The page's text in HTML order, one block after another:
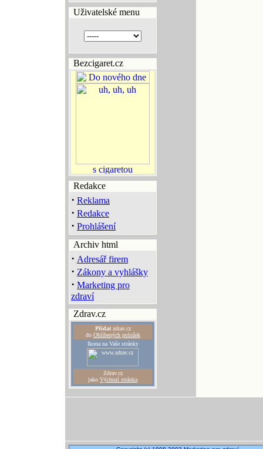
Uživatelské menu
Bezcigaret.cz
Redakce
· Reklama
· Redakce
· Prohlášení
Archiv html
· Adresář firem
· Zákony a vyhlášky
· Marketing pro
zdraví
Zdrav.cz
Přidatzdrav.cz
do Oblíbených položek
Ikona na Vaše stránky
Zdrav.cz
jako Výchozí stránka